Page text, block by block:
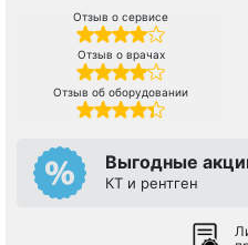
Отзыв о сервисе
Отзыв о врачах
Отзыв об оборудовании
Выгодные
КТ и рентген